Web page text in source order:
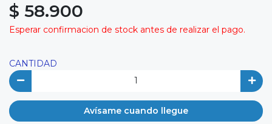
$ 58.900
Esperar confirmacion de stock antes de realizar el pago.
CANTIDAD
Avísame cuando llegue